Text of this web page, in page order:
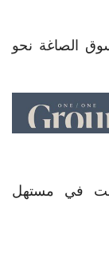
الذهب عيار 18 في سوق الصاغة نحو
في مستهل